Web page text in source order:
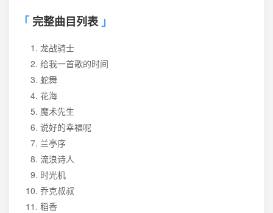
完整曲目列表
龙战骑士
给我一首歌的时间
蛇舞
花海
魔术先生
说好的幸福呢
兰亭序
流浪诗人
时光机
乔克叔叔
稻香